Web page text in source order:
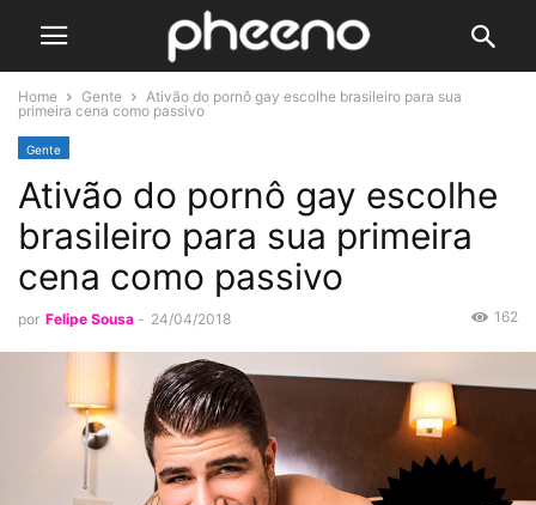
Home Gente
Ativão do pornô gay escolhe brasileiro para sua
primeira cena como passivo
Gente
Ativão do pornô gay escolhe
brasileiro para sua primeira
cena como passivo
por Felipe Sousa - 24/04/2018 162